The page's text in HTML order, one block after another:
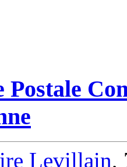
Postale
Levillain,